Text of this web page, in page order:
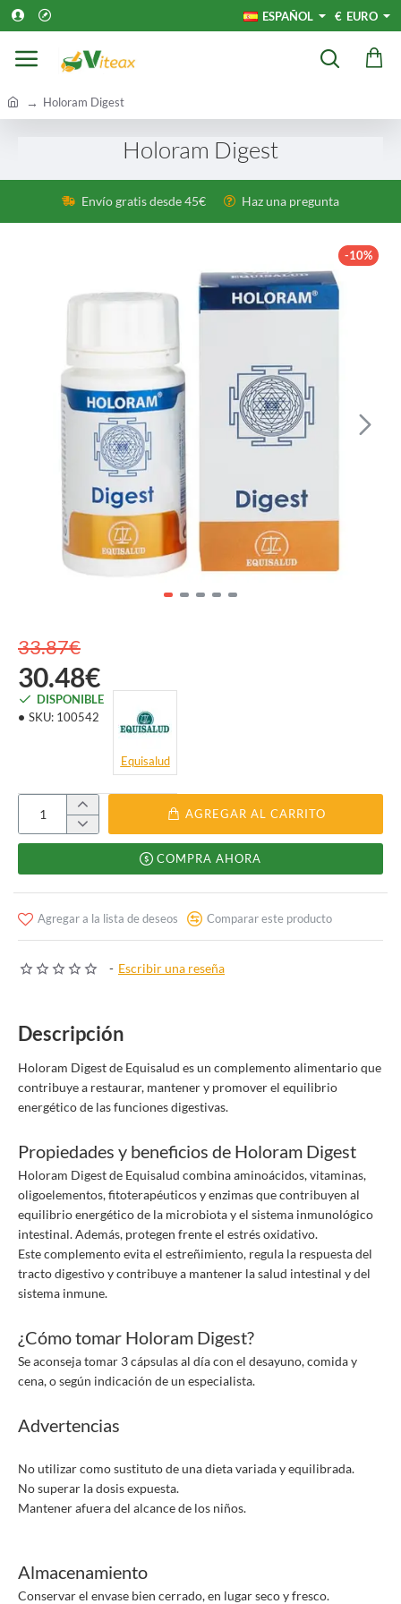
ESPAÑOL € EURO
Holoram Digest
o
Holoram Digest
Envío gratis desde 45€ Haz una pregunta
-10%
- Escribir una reseña
30.48€
33.87€
DISPONIBLE
SKU: 100542
Equisalud
AGREGAR AL CARRITO
COMPRA AHORA
Agregar a la lista de deseos Comparar este producto
Descripción
Holoram Digest de Equisalud es un complemento alimentario que
contribuye a restaurar, mantener y promover el equilibrio
energético de las funciones digestivas.
Propiedades y beneficios de Holoram Digest
Holoram Digest de Equisalud combina aminoácidos, vitaminas,
oligoelementos, fitoterapéuticos y enzimas que contribuyen al
equilibrio energético de la microbiota y el sistema inmunológico
intestinal. Además, protegen frente el estrés oxidativo.
Este complemento evita el estreñimiento, regula la respuesta del
tracto digestivo y contribuye a mantener la salud intestinal y del
sistema inmune.
¿Cómo tomar Holoram Digest?
Se aconseja tomar 3 cápsulas al día con el desayuno, comida y
cena, o según indicación de un especialista.
Advertencias
No utilizar como sustituto de una dieta variada y equilibrada.
No superar la dosis expuesta.
Mantener afuera del alcance de los niños.
Almacenamiento
Conservar el envase bien cerrado, en lugar seco y fresco.